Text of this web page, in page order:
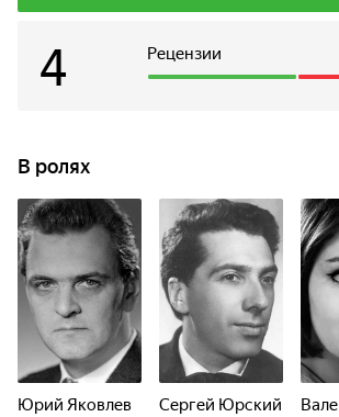
Рецензии
4
В ролях
Юрий Яковлев Сергей Юрский